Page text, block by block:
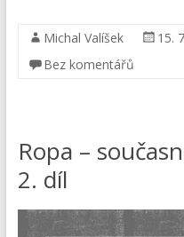
Michal Valíšek 15.
Bez komentářů
Ropa –
2. díl